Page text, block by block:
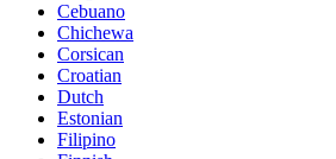
Cebuano
Chichewa
Corsican
Croatian
Dutch
Estonian
Filipino